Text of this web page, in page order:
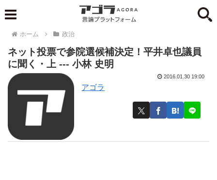
ホーム 政治
ネット投票で参院選候補決定！平井卓也議員
に聞く・上 --- 小林 史明
アゴラ
2016.01.30 19:00